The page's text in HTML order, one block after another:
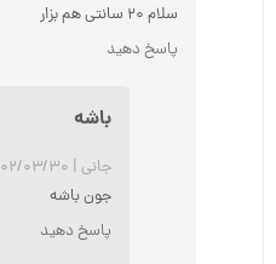
سلام ۲۰ سانتی هم بزار
پاسخ دهید
باشه
جانی | ۰۲/۰۳/۳۰
جون باشه
پاسخ دهید